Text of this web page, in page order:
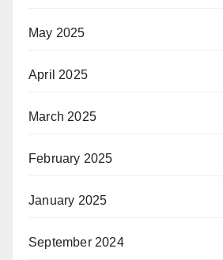
May 2025
April 2025
March 2025
February 2025
January 2025
September 2024